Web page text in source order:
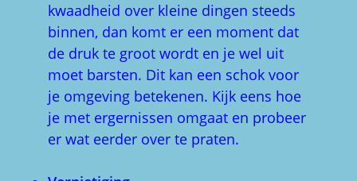
kwaadheid over kleine dingen steeds
binnen, dan komt er een moment dat
de druk te groot wordt en je wel uit
moet barsten. Dit kan een schok voor
je omgeving betekenen. Kijk eens hoe
je met ergernissen omgaat en probeer
er wat eerder over te praten.